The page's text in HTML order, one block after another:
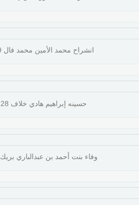
انشراح محمد الأمين محمد فال 5129
حسينه إبراهيم هادي خلاف 5128
وفاء بنت أحمد بن عبدالباري بريك 5036